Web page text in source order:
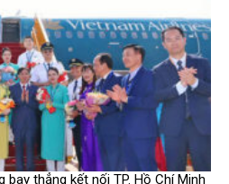
thẳng kết nối TP. Hồ Chí Minh